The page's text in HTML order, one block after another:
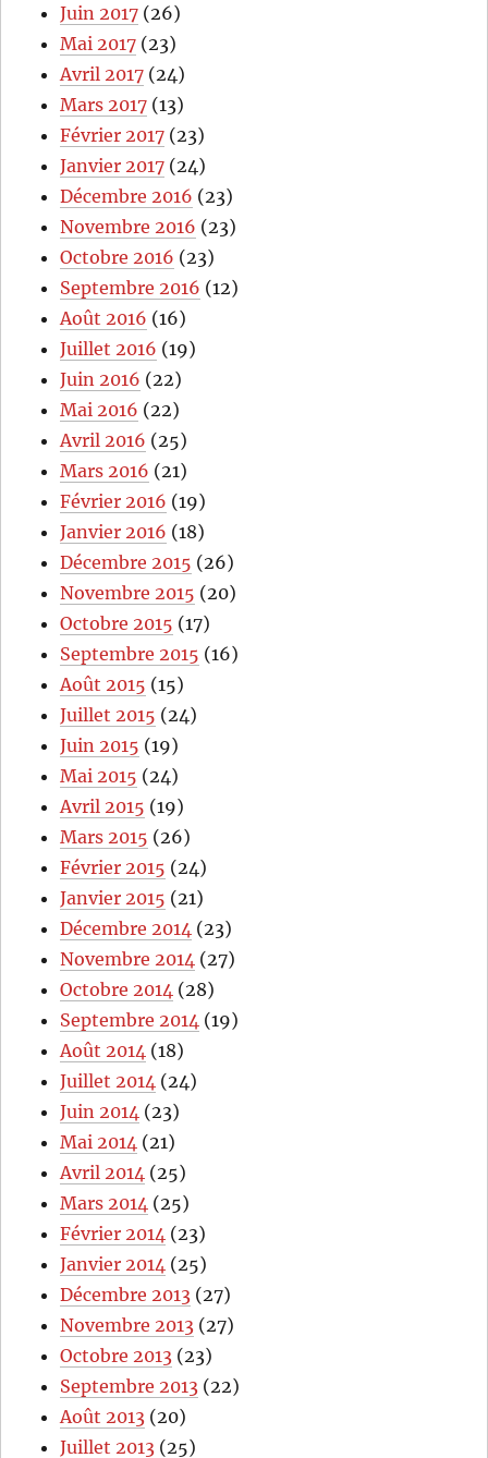
Juin 2017 (26)
Mai 2017 (23)
Avril 2017 (24)
Mars 2017 (13)
Février 2017 (23)
Janvier 2017 (24)
Décembre 2016 (23)
Novembre 2016 (23)
Octobre 2016 (23)
Septembre 2016 (12)
Août 2016 (16)
Juillet 2016 (19)
Juin 2016 (22)
Mai 2016 (22)
Avril 2016 (25)
Mars 2016 (21)
Février 2016 (19)
Janvier 2016 (18)
Décembre 2015 (26)
Novembre 2015 (20)
Octobre 2015 (17)
Septembre 2015 (16)
Août 2015 (15)
Juillet 2015 (24)
Juin 2015 (19)
Mai 2015 (24)
Avril 2015 (19)
Mars 2015 (26)
Février 2015 (24)
Janvier 2015 (21)
Décembre 2014 (23)
Novembre 2014 (27)
Octobre 2014 (28)
Septembre 2014 (19)
Août 2014 (18)
Juillet 2014 (24)
Juin 2014 (23)
Mai 2014 (21)
Avril 2014 (25)
Mars 2014 (25)
Février 2014 (23)
Janvier 2014 (25)
Décembre 2013 (27)
Novembre 2013 (27)
Octobre 2013 (23)
Septembre 2013 (22)
Août 2013 (20)
Juillet 2013 (25)